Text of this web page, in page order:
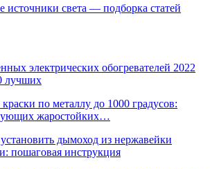
источники света — подборка статей
электрических обогревателей 2022
лучших
по металлу до 1000 градусов:
жаростойких…
дымоход из нержавейки
пошаговая инструкция